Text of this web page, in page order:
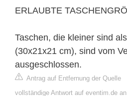
ERLAUBTE
Taschen, die kleiner sind
(30x21x21 cm), sind vom
ausgeschlossen.
Antrag auf Entfernung der Quelle
vollständige Antwort auf eventim.de an